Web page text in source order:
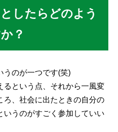
したらどのよう
？
うのが一つです(笑)
るという点、それから一風変
ろ、社会に出たときの自分の
いうのがすごく参加していい